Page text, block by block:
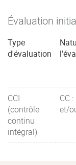
Évaluation
Type
d'évaluation
CCI
(contrôle
continu
intégral)
CC
et/